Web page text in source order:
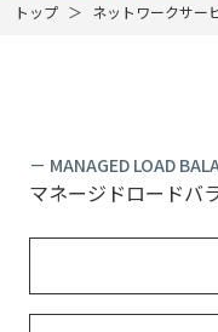
トップ ネットワークサー
－ MANAGED LOAD
マネージドロードバ